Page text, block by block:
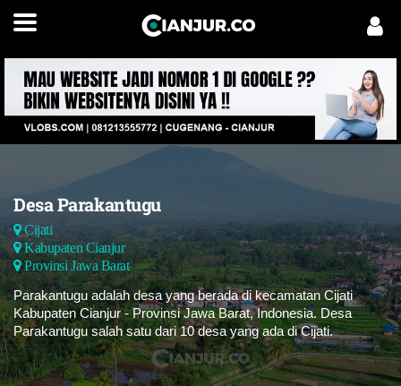
Desa Parakantugu
Cijati
Kabupaten Cianjur
Provinsi Jawa Barat
Parakantugu adalah desa yang berada di kecamatan Cijati
Kabupaten Cianjur - Provinsi Jawa Barat, Indonesia. Desa
Parakantugu salah satu dari 10 desa yang ada di Cijati.